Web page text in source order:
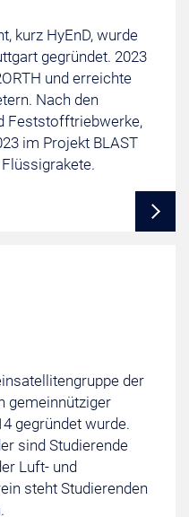
kurz HyEnD, wurde
gegründet. 2023
und erreichte
Nach den
Feststofftriebwerke,
im Projekt BLAST
der
gemeinnütziger
gegründet wurde.
sind Studierende
Luft- und
steht Studierenden